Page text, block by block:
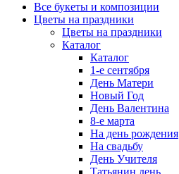
Все букеты и композиции
Цветы на праздники
Цветы на праздники
Каталог
Каталог
1-е сентября
День Матери
Новый Год
День Валентина
8-е марта
На день рождения
На свадьбу
День Учителя